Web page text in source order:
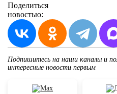
Поделиться
новостью:
Подпишитесь на наши каналы и
интересные новости первым